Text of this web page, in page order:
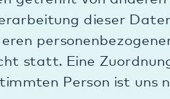
sobald sie für die
ihrer Erhebung nicht mehr
der Erfassung der Daten
ist dies dann der
Sitzung beendet ist. Im
Daten in Logfiles ist dies